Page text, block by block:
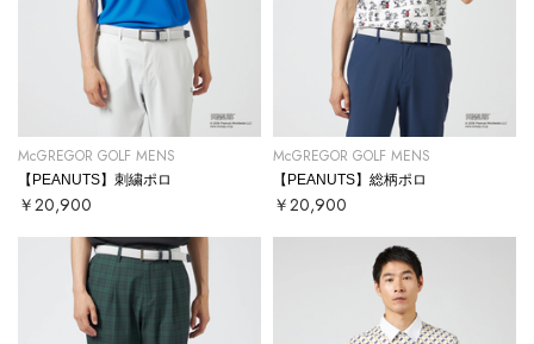
McGREGOR GOLF MENS
【PEANUTS】刺繍ポロ
￥20,900
McGREGOR GOLF MENS
【PEANUTS】総柄ポロ
￥20,900